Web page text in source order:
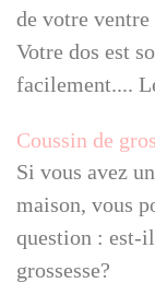
de votre ventre
Votre dos est
facilement....
Coussin de
Si vous avez
maison, vous
question : est-
grossesse?